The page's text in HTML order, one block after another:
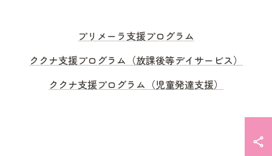
プリメーラ支援プログラム
ククナ支援プログラム（放課後等デイサービス）
ククナ支援プログラム（児童発達支援）